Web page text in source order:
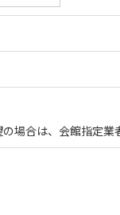
場合は、会館指定業